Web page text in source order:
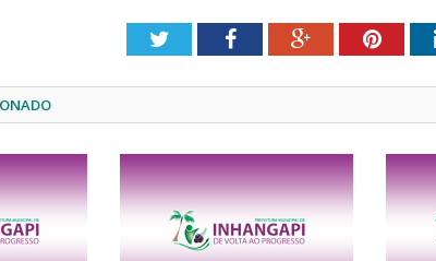
TwitterFacebookGoogle+